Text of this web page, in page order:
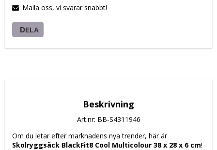
Maila oss, vi svarar snabbt!
DELA
Beskrivning
Art.nr: BB-S4311946
Om du letar efter marknadens nya trender, här är
Skolryggsäck BlackFit8 Cool Multicolour 38 x 28 x 6 cm!